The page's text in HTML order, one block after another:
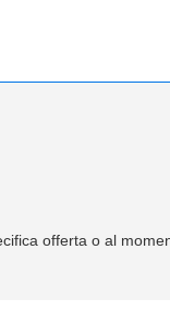
offerta o al